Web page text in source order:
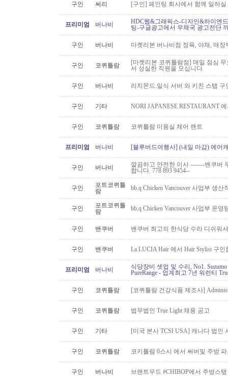
구인 써리 [구인] 페인팅 회사에서 함께 일하
프리미엄 버나비
HDC웹&그래픽스-디자인&하이엔
팅-구글광고에서 우체국 광고전단
구인 버나비 마켓리본 버나비점 정육, 야채, 매
구인 코퀴틀람
[마켓리본 코퀴틀람점] 매일 점심
서 성실한 직원을 모십니다.
구인 버나비 리치몬드.일식 서버 와 키친 스탭 구
구인 기타 NORI JAPANESE RESTAURANT
구인 코퀴틀람 코퀴틀람 미용실 체어 랜트
프리미엄 버나비 [블루버드여행사] (내일 마감) 에어
구인 버나비
깔끔하고 안전한 이사 -------밴쿠버
합니다. 778 893 9454--
구인
포트코퀴틀
람
bb.q Chicken Vancouver 사업부 생
구인
포트코퀴틀
람
bb.q Chicken Vancouver 사업부 운
구인 밴쿠버 밴쿠버 최고의 한식당 수라 디쉬워
구인 밴쿠버 La LUCIA Hair 에서 Hair Stylist 구인
프리미엄 버나비
식당장비 셋업 및 수리, No1.
PureRange - 업계최고 7년 워런티
구인 코퀴틀람 [코퀴틀람 건강식품 제조사]
구인 코퀴틀람 법무법인 True Light 채용 공고
구인 기타 [미국 본사 TCSI USA] 캐나다 법인
구인 코퀴틀람 코키틀람 0스시 에서 써버및 주방
구인 버나비 브랜트우드 #CHIBOP에서 주방스